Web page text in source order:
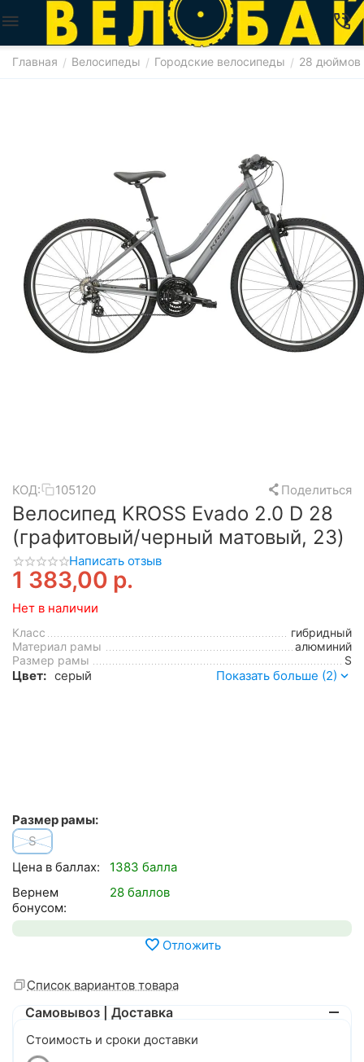
Главная / Велосипеды / Городские велосипеды / 28 дюймов
КОД: 105120 Поделиться
Велосипед KROSS Evado 2.0 D 28
(графитовый/черный матовый, 23)
Написать отзыв
1 383,00 р.
Нет в наличии
Класс
гибридный
Материал рамы
алюминий
Размер рамы
S
Цвет: серый Показать больше (2)
Размер рамы:
S
Цена в баллах:
1383 балла
Вернем
бонусом:
28 баллов
Отложить
Список вариантов товара
Самовывоз | Доставка
Стоимость и сроки доставки